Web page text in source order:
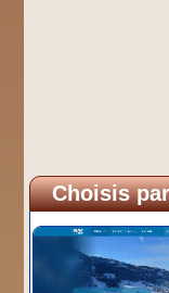
Choisis